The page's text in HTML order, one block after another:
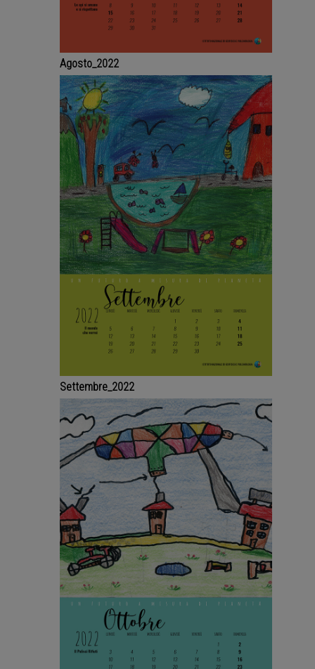
Agosto_2022
Settembre_2022